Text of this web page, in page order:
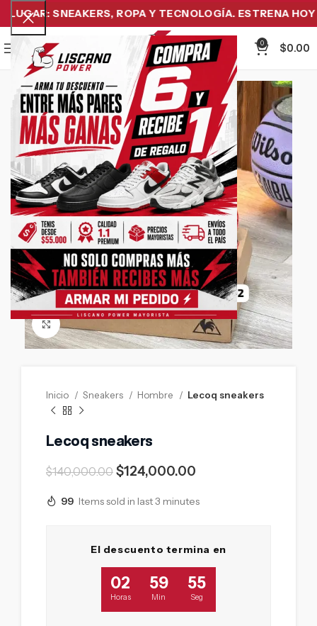
SNEAKERS, ROPA Y TECNOLOGÍA. ESTRENA HOY Y
Menu
0
$0.00
-11%
Inicio Sneakers Hombre Lecoq sneakers
Lecoq sneakers
$140,000.00 $124,000.00
99 Items sold in last 3 minutes
El descuento termina en
02
Horas
59
Min
54
Seg